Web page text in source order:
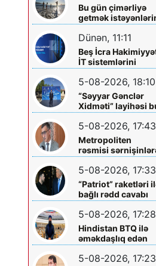
Bu gün çimərliyə
getmək
diqqətinə!
Dünən, 11:11
Beş İcra
İT sistemlərini
“Hökumət
buludu”na köçürdü
5-08-2026, 18:10
“Səyyar Gənclər
Xidməti” layihəsi
dəfə
5-08-2026, 17:43
Metropoliten
rəsmisi
çıxış yolu göstərdi
5-08-2026, 17:33
“Patriot” raketləri
bağlı rədd cavabı
aldı
5-08-2026, 17:28
Hindistan BTQ ilə
əməkdaşlıq edən
hüquq
təhdid edib
5-08-2026, 17:23